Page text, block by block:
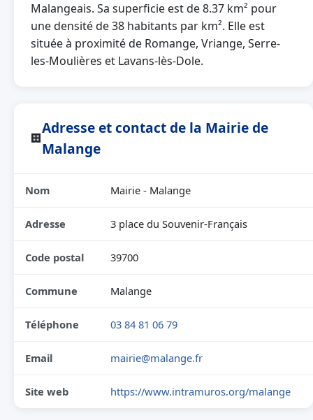
Malangeais. Sa superficie est de 8.37 km² pour
une densité de 38 habitants par km². Elle est
située à proximité de Romange, Vriange, Serre-
les-Moulières et Lavans-lès-Dole.
🏢
Adresse et contact de la Mairie de
Malange
Nom Mairie - Malange
Adresse 3 place du Souvenir-Français
Code postal 39700
Commune Malange
Téléphone 03 84 81 06 79
Email mairie@malange.fr
Site web https://www.intramuros.org/malange